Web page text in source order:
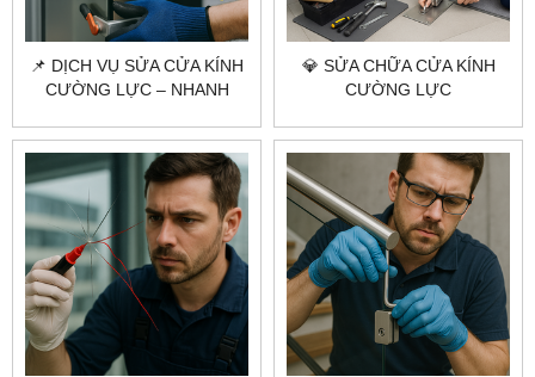
📌 DỊCH VỤ SỬA CỬA KÍNH
CƯỜNG LỰC – NHANH
GIÁ TỐT
💎 SỬA CHỮA CỬA KÍNH
CƯỜNG LỰC
PHỤC LỖI – THAY BẢN LỀ –
CĂN CHỈNH CHUẨN
XƯỞNG